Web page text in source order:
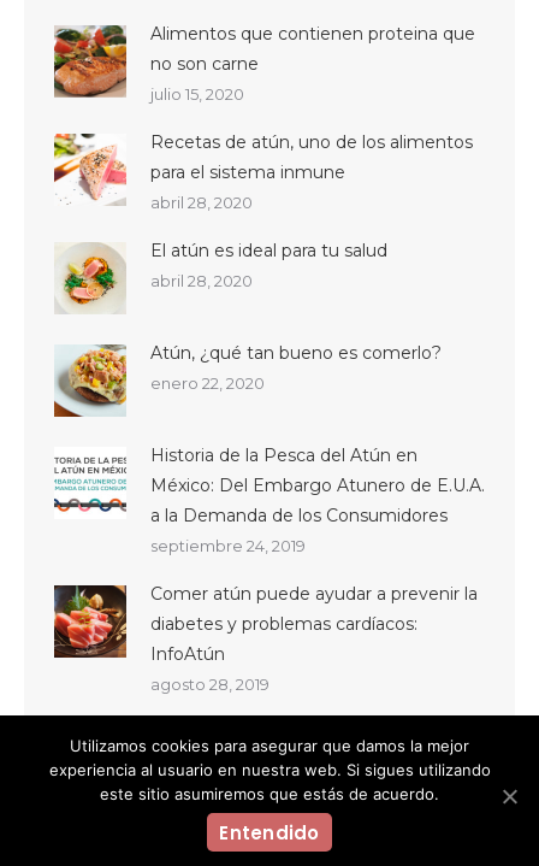
Alimentos que contienen proteina que
no son carne
julio 15, 2020
Recetas de atún, uno de los alimentos
para el sistema inmune
abril 28, 2020
El atún es ideal para tu salud
abril 28, 2020
Atún, ¿qué tan bueno es comerlo?
enero 22, 2020
Historia de la Pesca del Atún en
México: Del Embargo Atunero de E.U.A.
a la Demanda de los Consumidores
septiembre 24, 2019
Comer atún puede ayudar a prevenir la
diabetes y problemas cardíacos:
InfoAtún
agosto 28, 2019
© InfoAtún México 2019. Todos los derechos reservados.
Utilizamos cookies para asegurar que damos la mejor
experiencia al usuario en nuestra web. Si sigues utilizando
este sitio asumiremos que estás de acuerdo.
Entendido